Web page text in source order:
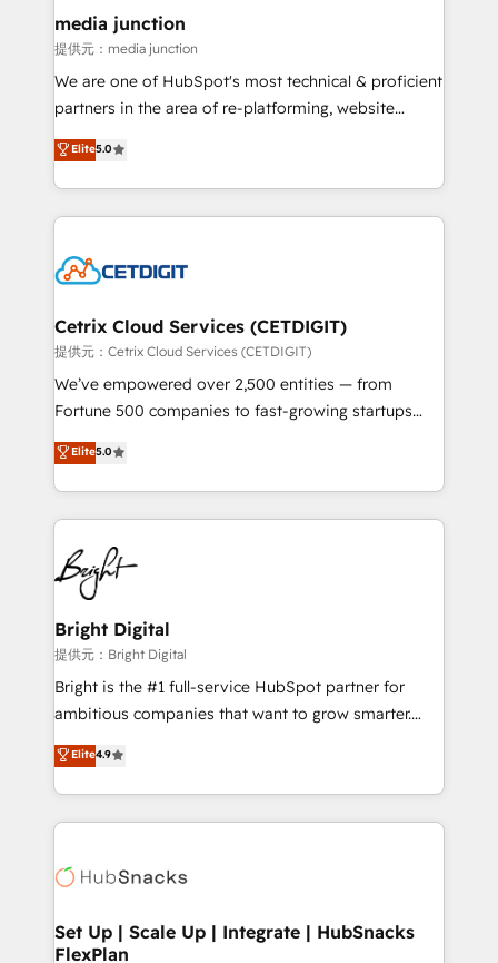
Mexico, USA, and Portugal—we've executed over a
hundred successful operations. Our approach,
rooted in RevOps principles, integrates analysis,
training, planning, and qualification. Leveraging
inbound marketing tactics, we focus on
understanding, nurturing, and converting leads.
competitive market.
media junction
提供元：media junction
We are one of HubSpot's most technical & proficient
partners in the area of re-platforming, website
design & development. We specialize in multi-hub
implementations for mid-market & enterprise
companies. We are woman-owned, powered by
coffee, and we ❤️ dogs. We produce award-winning
Impact Award 🏆2022 Technical Expertise Impact
Award 🏆2020 Elite Solutions Partner 🏆2019
Integrations HubSpot Impact Award 🏆2019
Marketing Enablement HubSpot Impact Award 🏆
2018 Website Design HubSpot Impact Award 🏆2017
Growth-Driven Design Agency of the Year 🏆2016
Sales Enablement HubSpot Impact Award 🏆2015
HubSpot COS Performance Award 🏆2014 HubSpot
COS Design Award 🏆2013 HubSpot Marketplace
Partner 📆Founded in 1997
Elite5.0
Cetrix Cloud Services (CETDIGIT)
提供元：Cetrix Cloud Services (CETDIGIT)
We’ve empowered over 2,500 entities — from
Fortune 500 companies to fast-growing startups
and nonprofits — to streamline operations, scale
revenue, and unlock the full potential of HubSpot.
With deep technical and industry expertise, we fuse
automation, integration, and AI innovation to deliver
lasting impact. We specialize in: • Turnkey and end-
to-end HubSpot implementations • Onboarding for
Sales, Service, Marketing & Content Hubs • AI voice
and chat agents, predictive automation, and smart
workflows • Salesforce + HubSpot integration •
Website design and CMS development • ERP
integration: SAP, NetSuite, Microsoft Dynamics, … •
platform • Client/member portals built on HubSpot •
CaterSuite for the catering industry • Custom and
WooCommerce, BuilderTrend, and more Experience
the difference — reach out to see how AI + HubSpot
Elite5.0
Bright Digital
提供元：Bright Digital
Bright is the #1 full-service HubSpot partner for
ambitious companies that want to grow smarter.
From HubSpot onboarding, to training, from
developing a new website to lead generation and
digital marketing; we do it all (and with great
results)! In short, our services include: - HubSpot
HubSpot development: websites, custom modules,
marketing, advertising, campaigns, content and
design We connect people, data and technology to
Elite4.9
Set Up | Scale Up | Integrate | HubSnacks
FlexPlan